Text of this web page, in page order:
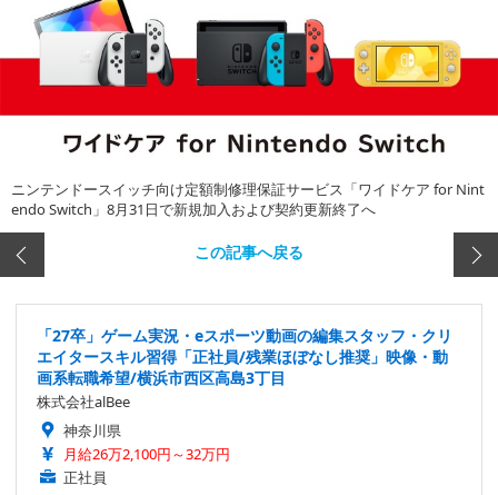
ニンテンドースイッチ向け定額制修理保証サービス「ワイドケア for Nint
endo Switch」8月31日で新規加入および契約更新終了へ
この記事へ戻る
「27卒」ゲーム実況・eスポーツ動画の編集スタッフ・クリ
エイタースキル習得「正社員/残業ほぼなし推奨」映像・動
画系転職希望/横浜市西区高島3丁目
株式会社alBee
神奈川県
月給26万2,100円～32万円
正社員